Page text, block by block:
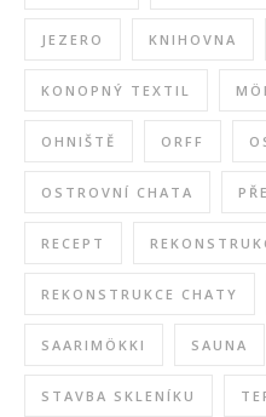
JEZERO KNIHOVNA
KONOPNÝ TEXTIL
OHNIŠTĚ ORFF
OSTROVNÍ CHATA
RECEPT
REKONSTRUKCE CHATY
SAARIMÖKKI SAUNA
STAVBA SKLENÍKU